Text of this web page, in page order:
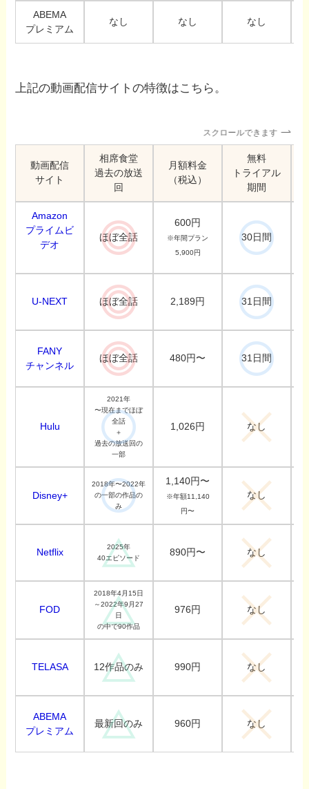
ABEMA
プレミアム
なし なし なし
上記の動画配信サイトの特徴はこちら。
スクロールできます
動画配信
サイト
相席食堂
過去の放送
回
月額料金
（税込）
無料
トライアル
期間
Amazon
プライムビ
デオ
ほぼ全話
600円
※年間プラン
5,900円
30日間
U-NEXT ほぼ全話 2,189円 31日間
FANY
チャンネル
ほぼ全話 480円〜 31日間
Hulu
2021年
〜現在までほぼ
全話
＋
過去の放送回の
一部
1,026円 なし
Disney+
2018年〜2022年
の一部の作品の
み
1,140円〜
※年額11,140
円〜
なし
Netflix
2025年
40エピソード
890円〜 なし
FOD
2018年4月15日
～2022年9月27
日
の中で90作品
976円 なし
TELASA 12作品のみ 990円 なし
ABEMA
プレミアム
最新回のみ 960円 なし